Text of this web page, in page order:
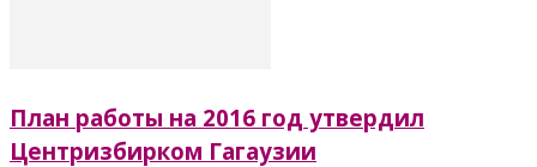
План работы на 2016 год утвердил
Центризбирком Гагаузии